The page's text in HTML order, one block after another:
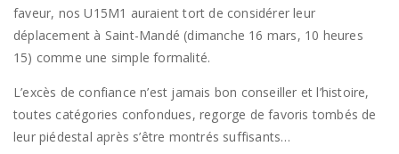
faveur, nos U15M1 auraient tort de considérer leur
déplacement à Saint-Mandé (dimanche 16 mars, 10 heures
15) comme une simple formalité.
L’excès de confiance n’est jamais bon conseiller et l’histoire,
toutes catégories confondues, regorge de favoris tombés de
leur piédestal après s’être montrés suffisants…